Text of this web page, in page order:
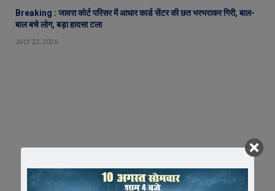
Breaking : जावरा कोर्ट परिसर में आधार कार्ड सेंटर की छत भरभराकर गिरी, बाल-
बाल बचे लोग, बड़ा हादसा टला
JULY 22, 2026